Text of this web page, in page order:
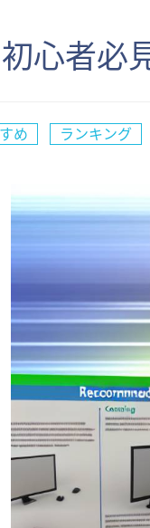
心者必
め ランキング